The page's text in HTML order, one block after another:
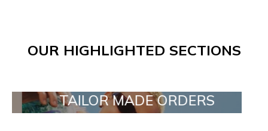
OUR HIGHLIGHTED SECTIONS
TAILOR MADE ORDERS